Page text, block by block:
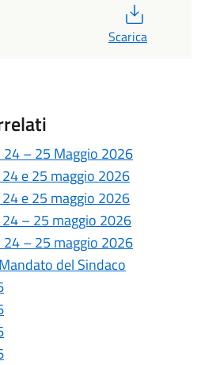
Scarica
24 – 25 Maggio 2026
e 25 maggio 2026
e 25 maggio 2026
– 25 maggio 2026
24 – 25 maggio 2026
del Sindaco